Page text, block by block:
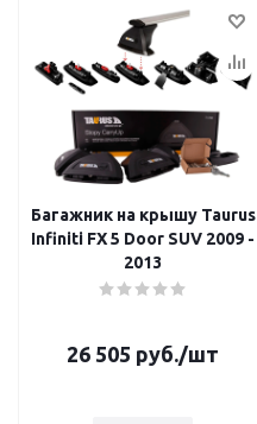
Багажник на крышу Taurus
Infiniti FX 5 Door SUV 2009 -
2013
26 505 руб./шт